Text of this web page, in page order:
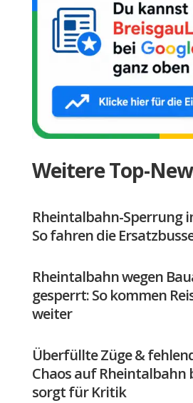
Weitere Top-
Rheintalbahn-Sperrung
So fahren die
Rheintalbahn wegen
gesperrt: So kommen
weiter
Überfüllte Züge &
Chaos auf Rheintalbahn
sorgt für Kritik